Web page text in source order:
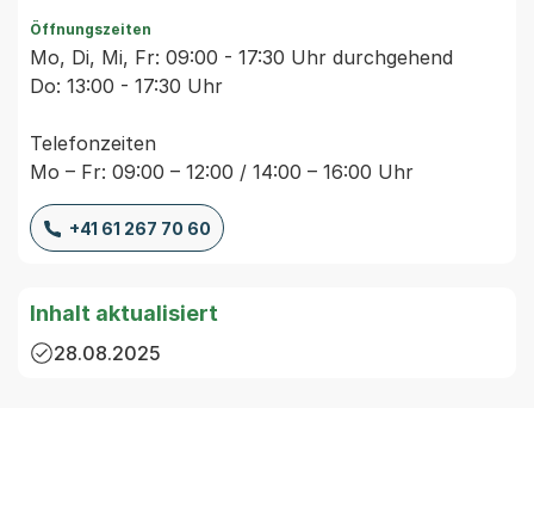
Öffnungszeiten
Mo, Di, Mi, Fr: 09:00 - 17:30 Uhr durchgehend
Do: 13:00 - 17:30 Uhr
Telefonzeiten
Mo – Fr: 09:00 – 12:00 / 14:00 – 16:00 Uhr
+41 61 267 70 60
Inhalt aktualisiert
28.08.2025